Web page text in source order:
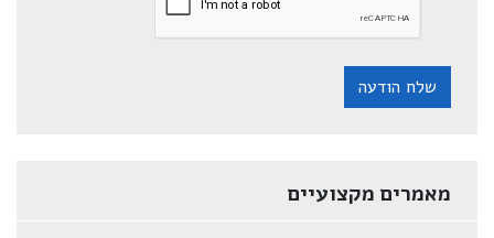
שלח הודעה
מאמרים מקצועיים